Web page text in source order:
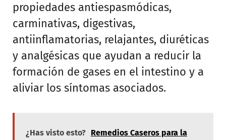
propiedades antiespasmódicas,
carminativas, digestivas,
antiinflamatorias, relajantes, diuréticas
y analgésicas que ayudan a reducir la
formación de gases en el intestino y a
aliviar los síntomas asociados.
¿Has visto esto? Remedios Caseros para la